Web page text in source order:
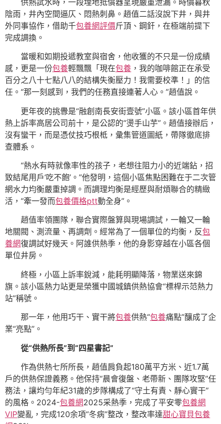
陰雨，井內空間逼仄、悶熱刺鼻。趙值二話沒說下井，與井
外同事協作，借助千包養網評價斤頂、鋼釬，在極端前提下
完成調換。
當暖和如期投遞教室與宿舍，他收獲的不只是一份成績
感，更是一份包養輕飄飄「現在包養 ，我的咖啡館正在承受
百分之八十七點八八的結構失衡壓力！我需要校準！」的信
任。“那一刻感到，我們的任務直接連著人心。”趙值說。
更年夜的挑釁是“融創南長安街壹號”小區。該小區首年供
熱上訴率高居公司前十，是公認的“燙手山芋”。趙值接辦后，
沒有蠻干，而是憑仗技巧根柢，彙集管道圖紙，帶隊徹底排
查體系。
“熱水有時就像率性的孩子，老想往阻力小的近端鉆，招
致結尾用戶‘吃不飽’。”他發明，這個小區焦點困難在于二次管
網水力均衡嚴重掉調。而調理均衡是經歷與耐煩聯合的精緻
活，“牽一發而包養價格ptt動全身”。
趙值率領團隊，聯合實際盤算與現場調試，一輪又一輪
地關閥、測流量、再調劑。經常為了一個單位的均衡，反包
養網復調試好幾天。阿誰供熱季，他的身影穿越在小區各個
單位井房。
終極，小區上訴率銳減，能耗明顯降落，物業送來錦
旗。該小區熱力站更是榮獲中國城鎮供熱協會“標桿示范熱力
站”稱號。
那一年，他用巧干、實干將包養供熱“包養痛點”釀成了企
業“亮點”。
從“供熱所長”到“四星書記”
作為供熱七所所長，趙值肩負起180萬平方米、近1.7萬
戶的供熱保證義務。他保持“晨會復盤、老帶新、團隊攻堅”任
務法，讓均勻年紀31歲的步隊構成了“守土有責、靜心實干”
的風格。2024-包養網2025采熱季，完成了平安零包養網
VIP變亂，完成120余項“冬病”整改，整改率達甜心寶貝包養